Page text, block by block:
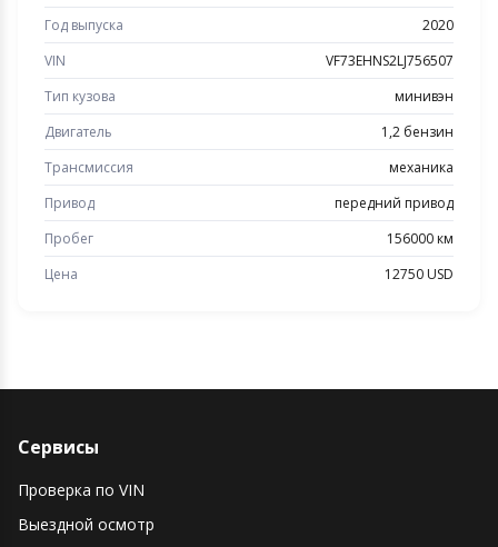
Год выпуска
2020
VIN
VF73EHNS2LJ756507
Тип кузова
минивэн
Двигатель
1,2 бензин
Трансмиссия
механика
Привод
передний привод
Пробег
156000 км
Цена
12750 USD
Сервисы
Проверка по VIN
Выездной осмотр